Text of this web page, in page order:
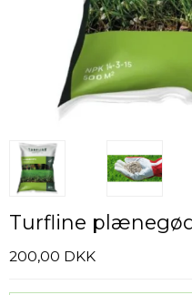
Turfline
200,00 DKK